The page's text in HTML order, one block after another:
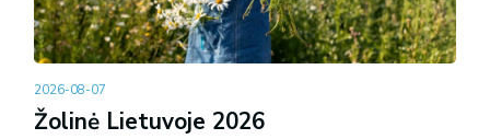
2026-08-07
Žolinė Lietuvoje 2026